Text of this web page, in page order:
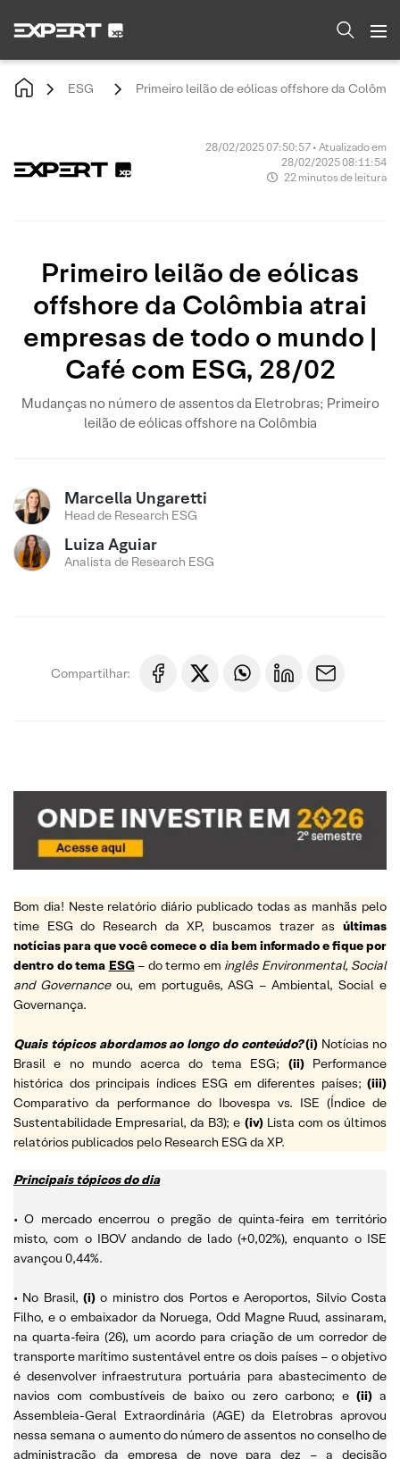
ESG Primeiro leilão de eólicas offshore da
28/02/2025 07:50:57 • Atualizado em
28/02/2025 08:11:54
22 minutos de leitura
Primeiro leilão de eólicas
offshore da Colômbia atrai
empresas de todo o mundo |
Café com ESG, 28/02
Mudanças no número de assentos da Eletrobras; Primeiro
leilão de eólicas offshore na Colômbia
Marcella Ungaretti
Head de Research ESG
Luiza Aguiar
Analista de Research ESG
Compartilhar:
Bom dia! Neste relatório diário publicado todas as manhãs pelo
time ESG do Research da XP, buscamos trazer as últimas
notícias para que você comece o dia bem informado e fique por
dentro do tema ESG – do termo em inglês Environmental, Social
and Governance ou, em português, ASG – Ambiental, Social e
Governança.
Quais tópicos abordamos ao longo do conteúdo? (i) Notícias no
Brasil e no mundo acerca do tema ESG; (ii)Performance
histórica dos principais índices ESG em diferentes países; (iii)
Comparativo da performance do Ibovespa vs. ISE (Índice de
Sustentabilidade Empresarial, da B3); e (iv)Lista com os últimos
relatórios publicados pelo Research ESG da XP.
Principais tópicos do dia
• O mercado encerrou o pregão de quinta-feira em território
misto, com o IBOV andando de lado (+0,02%), enquanto o ISE
avançou 0,44%.
• No Brasil,(i) o ministro dos Portos e Aeroportos, Silvio Costa
Filho, e o embaixador da Noruega, Odd Magne Ruud, assinaram,
na quarta-feira (26), um acordo para criação de um corredor de
transporte marítimo sustentável entre os dois países – o objetivo
é desenvolver infraestrutura portuária para abastecimento de
navios com combustíveis de baixo ou zero carbono; e (ii) a
Assembleia-Geral Extraordinária (AGE) da Eletrobras aprovou
nessa semana o aumento do número de assentos no conselho de
administração da empresa de nove para dez – a decisão